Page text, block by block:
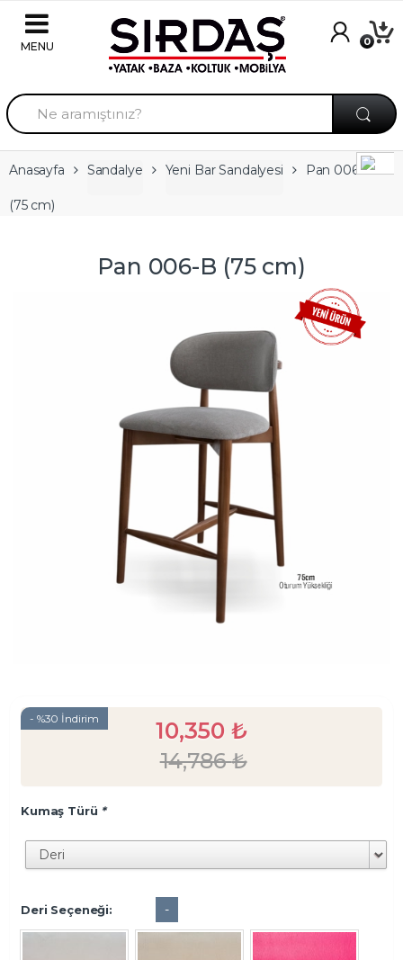
Skip to navigation
Skip to content
A
r
a
m
a
Anasayfa Sandalye Yeni Bar Sandalyesi Pan 006-B
(75 cm)
Pan 006-B (75 cm)
- %30 İndirim 10,350₺
14,786₺
Kumaş Türü *
Deri Seçeneği: -
0